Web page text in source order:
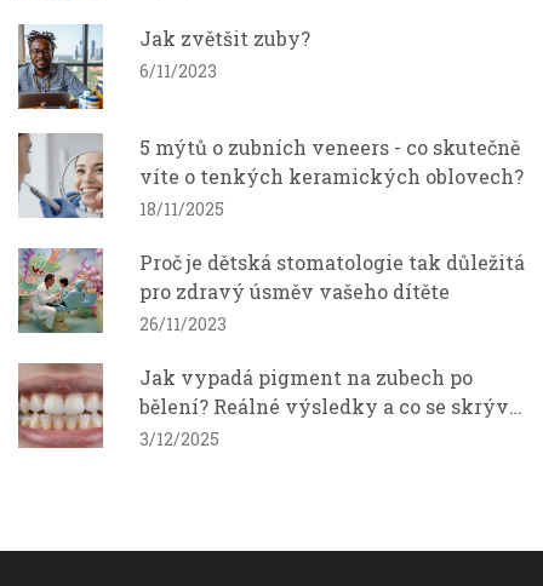
Jak zvětšit zuby?
6/11/2023
5 mýtů o zubních veneers - co skutečně
víte o tenkých keramických oblovech?
18/11/2025
Proč je dětská stomatologie tak důležitá
pro zdravý úsměv vašeho dítěte
26/11/2023
Jak vypadá pigment na zubech po
bělení? Reálné výsledky a co se skrývá
pod povrchem
3/12/2025